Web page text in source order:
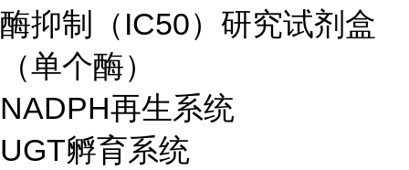
酶抑制（IC50）研究试剂盒
（单个酶）
NADPH再生系统
UGT孵育系统